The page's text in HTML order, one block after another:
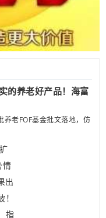
的养老好产品！海富
养老FOF基金批文落地，仿
情
出
指